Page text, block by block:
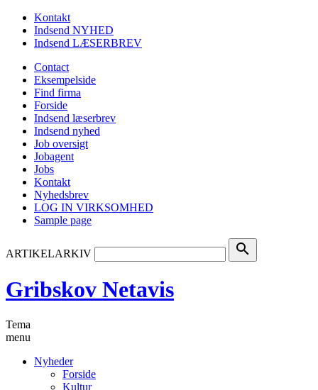
Kontakt
Indsend NYHED
Indsend LÆSERBREV
Contact
Eksempelside
Find firma
Forside
Indsend læserbrev
Indsend nyhed
Job oversigt
Jobagent
Jobs
Kontakt
Nyhedsbrev
LOG IN VIRKSOMHED
Sample page
ARTIKELARKIV search
Gribskov Netavis
Tema
menu
Nyheder
Forside
Kultur